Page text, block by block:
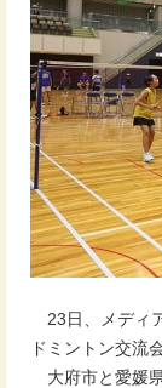
23日、メディ
ドミントン交流
大府市と愛媛